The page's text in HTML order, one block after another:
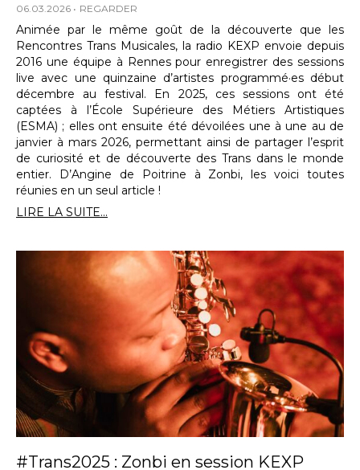
06.03.2026 REGARDER
Animée par le même goût de la découverte que les
Rencontres Trans Musicales, la radio KEXP envoie depuis
2016 une équipe à Rennes pour enregistrer des sessions
live avec une quinzaine d’artistes programmé·es début
décembre au festival. En 2025, ces sessions ont été
captées à l’École Supérieure des Métiers Artistiques
(ESMA) ; elles ont ensuite été dévoilées une à une au de
janvier à mars 2026, permettant ainsi de partager l’esprit
de curiosité et de découverte des Trans dans le monde
entier. D’Angine de Poitrine à Zonbi, les voici toutes
réunies en un seul article !
LIRE LA SUITE...
#Trans2025 : Zonbi en session KEXP